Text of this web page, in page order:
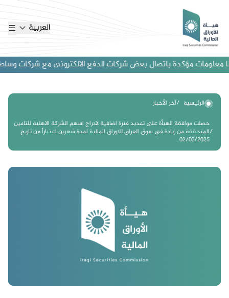
العربية
معلومات مؤكدة باتصال بعض شركات الدفع الالكترونى مع شركات وساطة
الرئيسية
آخر الأخبار
حصلت موافقة الهيأة على تمديد فترة اضافية لادراج اسهم الشركة الاهلية للتامين
المتحققة من زيادة في سوق العراق للاوراق المالية لمدة شهرين اعتباراً من تاريخ
02/03/2025 .